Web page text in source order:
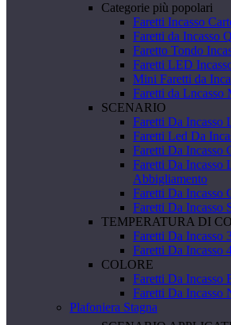
Categorie più popolari
Faretti Incasso
Faretti da Incasso
Faretto Tondo
Faretti LED
Mini Faretti da
Faretti da Lncasso
SCENARIO
Faretti Da Incasso
Faretti Led Da
Faretti Da Incasso
Faretti Da Incasso
Abbigliamento
Faretti Da Incasso
Faretti Da Incasso
TEMPERATURA DI
Faretti Da Incasso
Faretti Da Incasso
COLORE
Faretti Da Incasso
Faretti Da Incasso
Plafoniera Stagna